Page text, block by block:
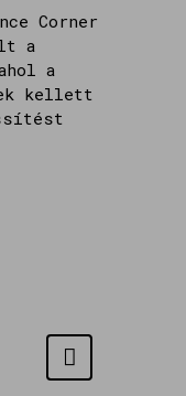
Corner
a
a
kellett